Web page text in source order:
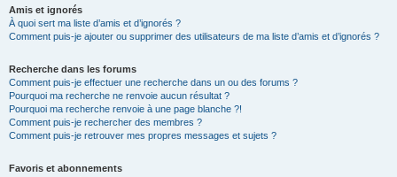
Amis et ignorés
À quoi sert ma liste d’amis et d’ignorés ?
Comment puis-je ajouter ou supprimer des utilisateurs de ma liste d’amis et d’ignorés ?
Recherche dans les forums
Comment puis-je effectuer une recherche dans un ou des forums ?
Pourquoi ma recherche ne renvoie aucun résultat ?
Pourquoi ma recherche renvoie à une page blanche ?!
Comment puis-je rechercher des membres ?
Comment puis-je retrouver mes propres messages et sujets ?
Favoris et abonnements